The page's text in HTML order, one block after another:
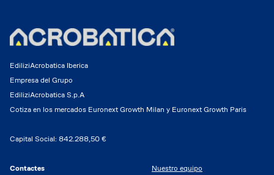
EdiliziAcrobatica Iberica
Empresa del Grupo
EdiliziAcrobatica S.p.A
Cotiza en los mercados Euronext Growth Milan y Euronext Growth Paris
Capital Social: 842.288,50 €
Contactes
Nuestro equipo